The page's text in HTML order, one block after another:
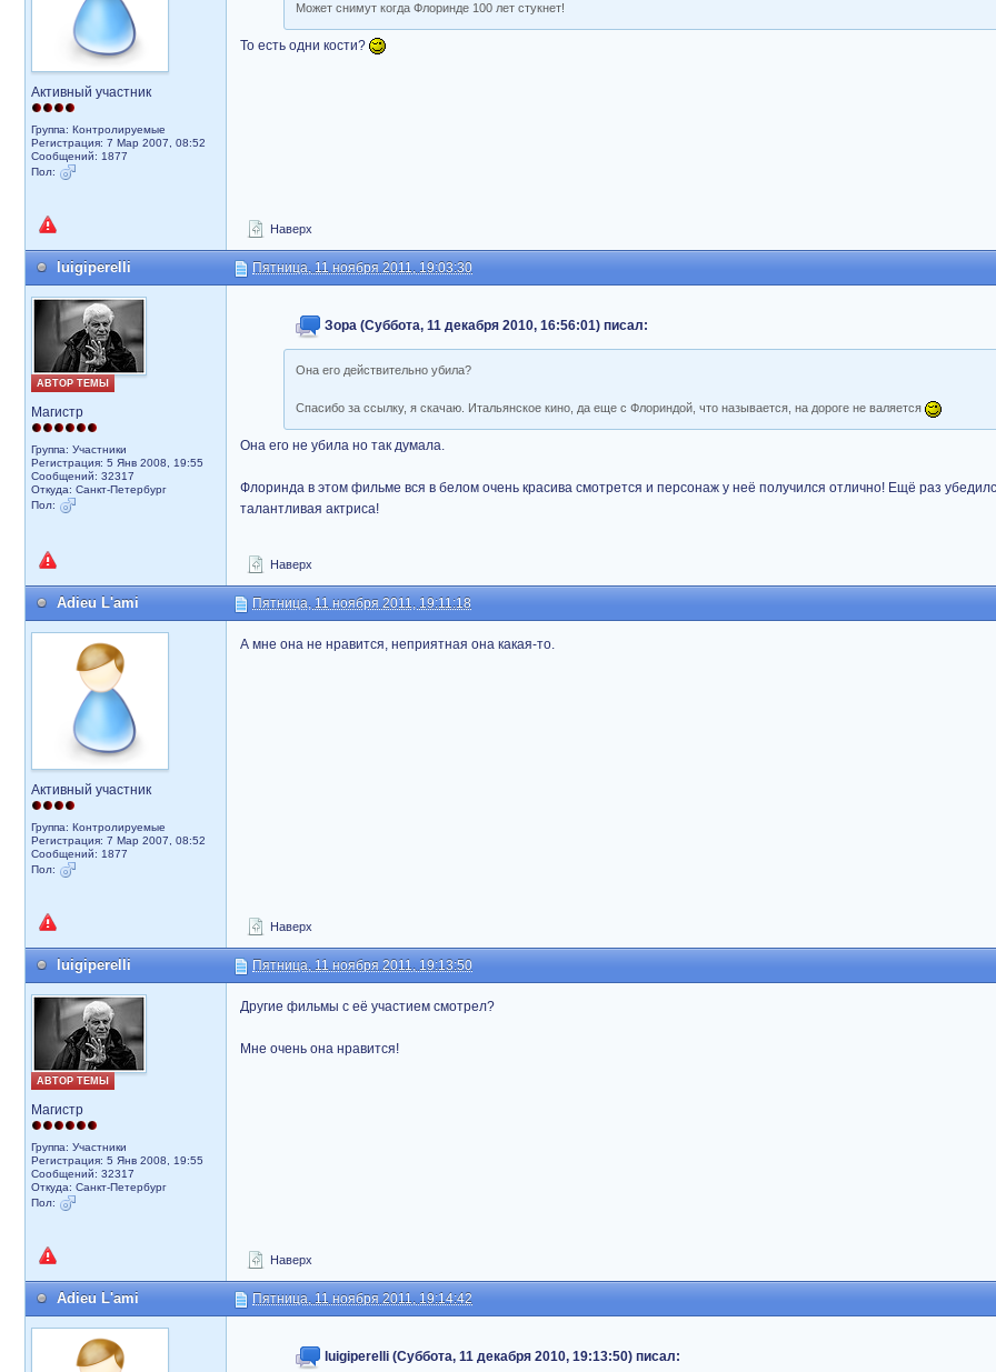
Активный участник
Группа: Контролируемые
Регистрация: 7 Мар 2007, 08:52
Сообщений: 1877
Пол:
Может снимут когда Флоринде 100 лет стукнет!
То есть одни кости?
Наверх
luigiperelli Пятница, 11 ноября 2011, 19:03:30
АВТОР ТЕМЫ
Магистр
Группа: Участники
Регистрация: 5 Янв 2008, 19:55
Сообщений: 32317
Откуда: Санкт-Петербург
Пол:
Зора (Суббота, 11 декабря 2010, 16:56:01) писал:
Она его действительно убила?
Спасибо за ссылку, я скачаю. Итальянское кино, да еще с Флориндой, что называется, на дороге не валяется
Она его не убила но так думала.
Флоринда в этом фильме вся в белом очень красива смотрется и персонаж у неё получился отлично! Ещё раз
талантливая актриса!
Наверх
Adieu L'ami Пятница, 11 ноября 2011, 19:11:18
Активный участник
Группа: Контролируемые
Регистрация: 7 Мар 2007, 08:52
Сообщений: 1877
Пол:
А мне она не нравится, неприятная она какая-то.
Наверх
luigiperelli Пятница, 11 ноября 2011, 19:13:50
АВТОР ТЕМЫ
Магистр
Группа: Участники
Регистрация: 5 Янв 2008, 19:55
Сообщений: 32317
Откуда: Санкт-Петербург
Пол:
Другие фильмы с её участием смотрел?
Мне очень она нравится!
Наверх
Adieu L'ami Пятница, 11 ноября 2011, 19:14:42
luigiperelli (Суббота, 11 декабря 2010, 19:13:50) писал: